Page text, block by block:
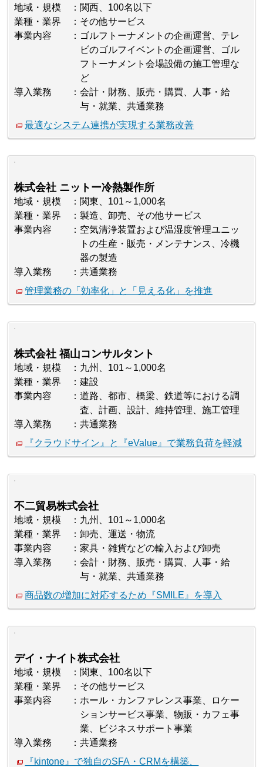
地域・規模
関西、100名以下
業種・業界
その他サービス
事業内容
ゴルフトーナメントの企画運営、テレ
ビのゴルフイベントの企画運営、ゴル
フトーナメント会場設備の施工管理な
ど
導入業務
会計・財務、販売・購買、人事・給
与・就業、共通業務
最適なシステム連携が実現する業務改善
株式会社 ニットー冷熱製作所
地域・規模
関東、101～1,000名
業種・業界
製造、卸売、その他サービス
事業内容
空気清浄装置および温湿度管理ユニッ
トの生産・販売・メンテナンス、冷機
器の製造
導入業務
共通業務
管理業務の「効率化」と「見える化」を推進
株式会社 福山コンサルタント
地域・規模
九州、101～1,000名
業種・業界
建設
事業内容
道路、都市、橋梁、鉄道等における調
査、計画、設計、維持管理、施工管理
導入業務
共通業務
『クラウドサイン』と『eValue』で業務負荷を軽減
不二貿易株式会社
地域・規模
九州、101～1,000名
業種・業界
卸売、運送・物流
事業内容
家具・雑貨などの輸入および卸売
導入業務
会計・財務、販売・購買、人事・給
与・就業、共通業務
商品数の増加に対応するため『SMILE』を導入
デイ・ナイト株式会社
地域・規模
関東、100名以下
業種・業界
その他サービス
事業内容
ホール・カンファレンス事業、ロケー
ションサービス事業、物販・カフェ事
業、ビジネスサポート事業
導入業務
共通業務
『kintone』で独自のSFA・CRMを構築、